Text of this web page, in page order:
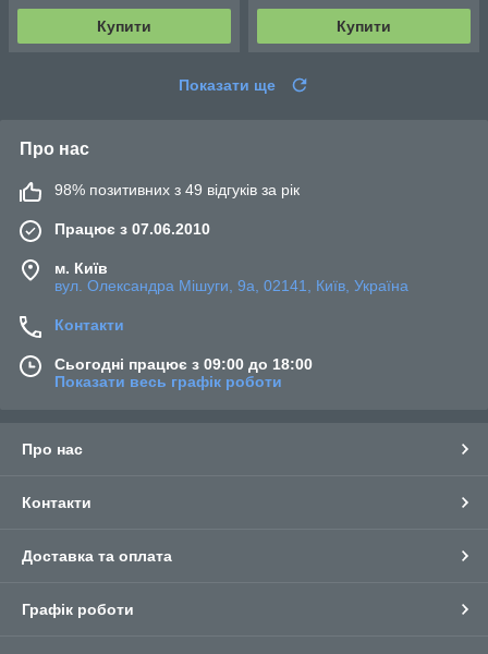
Купити Купити
Показати ще
Про нас
98% позитивних з 49 відгуків за рік
Працює з 07.06.2010
м. Київ
вул. Олександра Мішуги, 9а, 02141, Київ, Україна
Контакти
Сьогодні працює з 09:00 до 18:00
Показати весь графік роботи
Про нас
Контакти
Доставка та оплата
Графік роботи